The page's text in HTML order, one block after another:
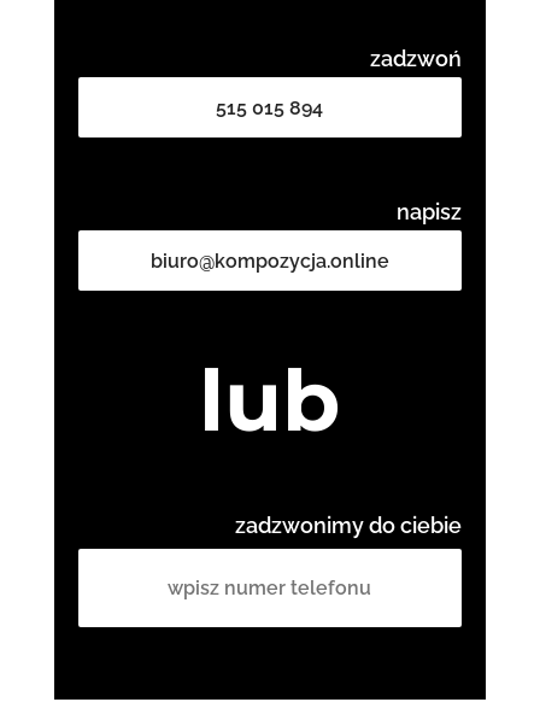
zadzwoń
515 015 894
napisz
biuro@kompozycja.online
lub
zadzwonimy do ciebie